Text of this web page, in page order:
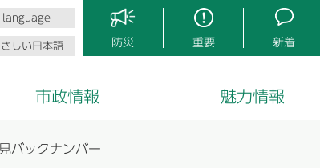
language
しい日本語 防災 重要 新着
市政情報 魅力情報
バックナンバー